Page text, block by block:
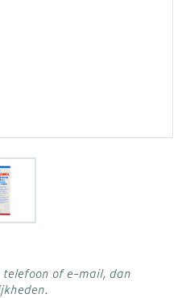
image
View larger image
of e-mail, dan